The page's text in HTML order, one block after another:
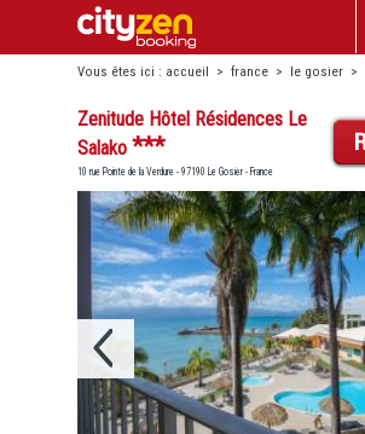
Vous êtes ici : accueil > france > le gosier >
résidences le salako
Zenitude Hôtel Résidences Le
Salako ***
10 rue Pointe de la Verdure - 97190 Le Gosier - France